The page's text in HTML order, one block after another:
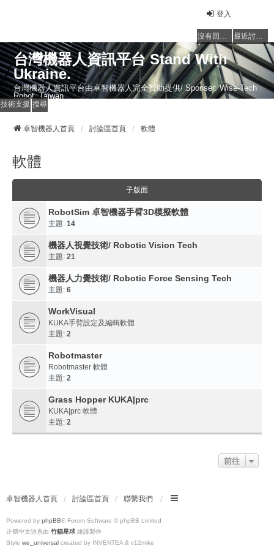
登入
沒有回覆的主題 最近討論的主題
台灣機器人資訊平台 Stand With
Ukraine.
台灣機器人資訊平台由卓智機器人完全贊助提供/ Sponser: Wise-Tech
Robot, Taiwan
技術支援 搜尋
卓智機器人首頁 討論區首頁 軟體
軟體
子版面
RobotSim 卓智機器手臂3D模擬軟體
主題: 14
機器人視覺技術/ Robotic Vision Tech
主題: 21
機器人力覺技術/ Robotic Force Sensing Tech
主題: 6
WorkVisual
KUKA手臂設定及編輯軟體
主題: 2
Robotmaster
Robotmaster 軟體
主題: 2
Grass Hopper KUKA|prc
KUKA|prc 軟體
主題: 2
前往
卓智機器人首頁 討論區首頁 聯繫我們
Powered by phpBB® Forum Software © phpBB Limited
正體中文語系由 竹貓星球 維護製作
Style we_universal created by INVENTEA & v12mike